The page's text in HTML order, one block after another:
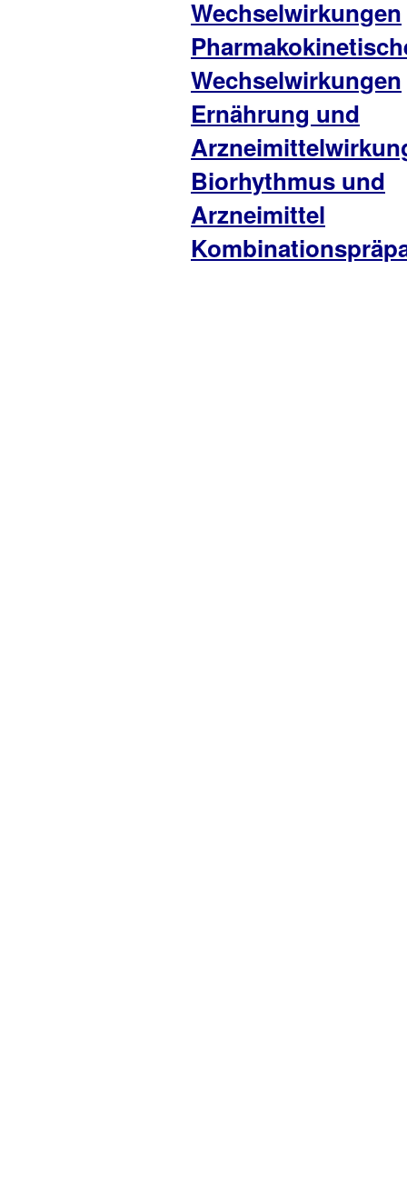
Wechselwirkungen
Wechselwirkungen
Ernährung und
Biorhythmus und
Arzneimittel